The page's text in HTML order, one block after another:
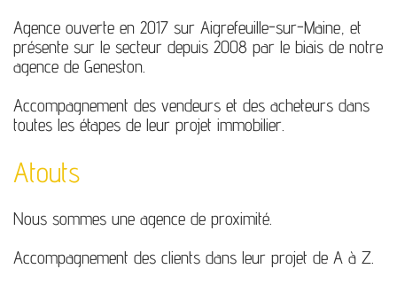
Agence ouverte en 2017 sur Aigrefeuille-sur-Maine, et
présente sur le secteur depuis 2008 par le biais de notre
agence de Geneston.
Accompagnement des vendeurs et des acheteurs dans
toutes les étapes de leur projet immobilier.
Atouts
Nous sommes une agence de proximité.
Accompagnement des clients dans leur projet de A à Z.